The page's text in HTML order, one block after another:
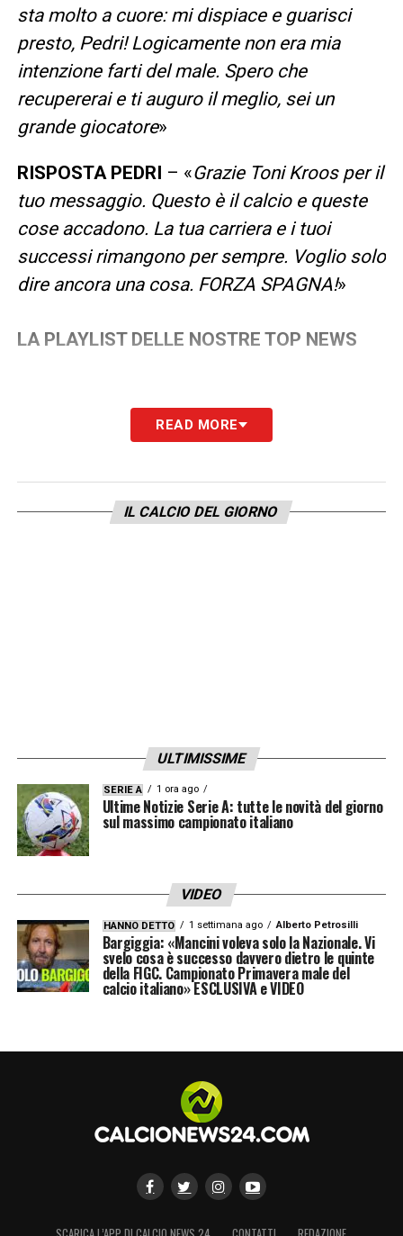
sta molto a cuore: mi dispiace e guarisci
presto, Pedri! Logicamente non era mia
intenzione farti del male. Spero che
recupererai e ti auguro il meglio, sei un
grande giocatore»
RISPOSTA PEDRI – «Grazie Toni Kroos per il
tuo messaggio. Questo è il calcio e queste
cose accadono. La tua carriera e i tuoi
successi rimangono per sempre. Voglio solo
dire ancora una cosa. FORZA SPAGNA!»
LA PLAYLIST DELLE NOSTRE TOP NEWS
READ MORE
IL CALCIO DEL GIORNO
ULTIMISSIME
SERIE A 1 ora ago
Ultime Notizie Serie A: tutte le novità del giorno
sul massimo campionato italiano
VIDEO
HANNO DETTO 1 settimana ago Alberto Petrosilli
Bargiggia: «Mancini voleva solo la Nazionale. Vi
svelo cosa è successo davvero dietro le quinte
della FIGC. Campionato Primavera male del
calcio italiano» ESCLUSIVA e VIDEO